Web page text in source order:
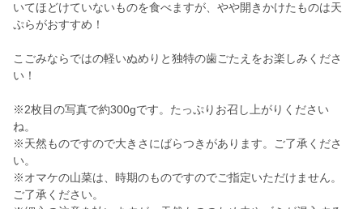
いてほどけていないものを食べますが、やや開きかけたものは天
ぷらがおすすめ！
こごみならではの軽いぬめりと独特の歯ごたえをお楽しみくださ
い！
※2枚目の写真で約300gです。たっぷりお召し上がりください
ね。
※天然ものですので大きさにばらつきがあります。ご了承くださ
い。
※オマケの山菜は、時期のものですのでご指定いただけません。
ご了承ください。